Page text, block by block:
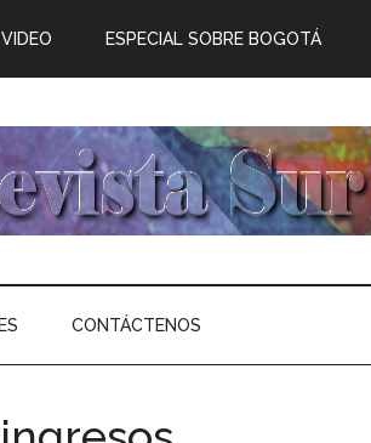
VIDEO ESPECIAL SOBRE BOGOTÁ
CONTÁCTENOS